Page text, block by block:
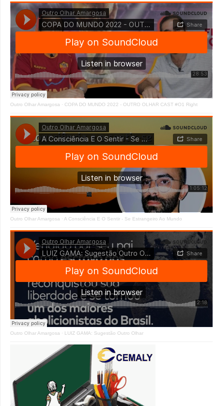
Outro Olhar Amargosa · COPA DO MUNDO 2022 - OUTRO OLHAR CAST #O1 Right
Outro Olhar Amargosa · A Consciência E O Sentir - Se Estrangeiro Ao Mundo
Outro Olhar Amargosa · LUIZ GAMA: Sugestão Outro Olhar